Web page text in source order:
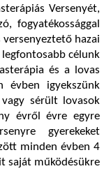
Versenyét,
fogyatékossággal
hazai
célunk
és a lovas
évben igyekszünk
sérült lovasok
évről évre egyre
gyerekeket
minden évben 4
saját működésükre